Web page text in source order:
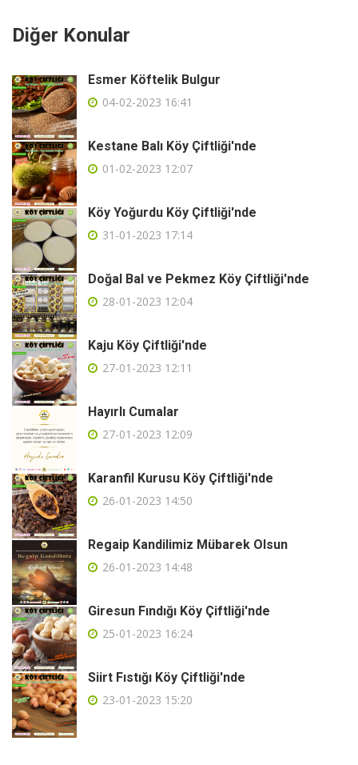
Diğer Konular
Esmer Köftelik Bulgur
04-02-2023 16:41
Kestane Balı Köy Çiftliği'nde
01-02-2023 12:07
Köy Yoğurdu Köy Çiftliği'nde
31-01-2023 17:14
Doğal Bal ve Pekmez Köy Çiftliği'nde
28-01-2023 12:04
Kaju Köy Çiftliği'nde
27-01-2023 12:11
Hayırlı Cumalar
27-01-2023 12:09
Karanfil Kurusu Köy Çiftliği'nde
26-01-2023 14:50
Regaip Kandilimiz Mübarek Olsun
26-01-2023 14:48
Giresun Fındığı Köy Çiftliği'nde
25-01-2023 16:24
Siirt Fıstığı Köy Çiftliği'nde
23-01-2023 15:20